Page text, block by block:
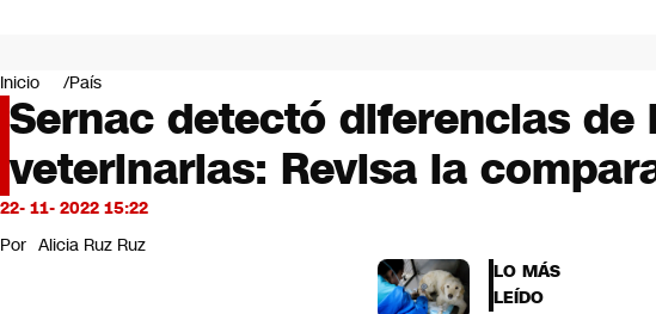
Mundo
Negocios
Deportes
Programas completos
Cultura
Servicios
Bits
CNN Data
Inicio País
Sernac detectó diferencias
veterinarias: Revisa la
22- 11- 2022 15:22
Por Alicia Ruz Ruz
LO MÁS
LEÍDO